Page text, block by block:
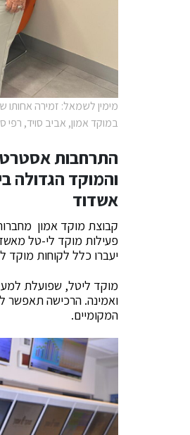
מימין לשמאל: זמירה אחותו
במוקד אמון, אביב סויד, רפי
התרחבות
והמוקד הגדולה
אשדוד
קבוצת מוקד אמון
יעברו כלל לקוחות מוקד
ואמינה. הרכישה תאפשר
המקומיים.